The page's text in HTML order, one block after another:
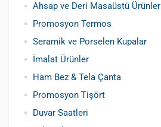
Siboplu Çakmak
Manyetolu Çakmak
Ahsap ve Deri Masaüstü Ürünler
Promosyon Termos
Seramik ve Porselen Kupalar
İmalat Ürünler
Ham Bez & Tela Çanta
Promosyon Tişört
Duvar Saatleri